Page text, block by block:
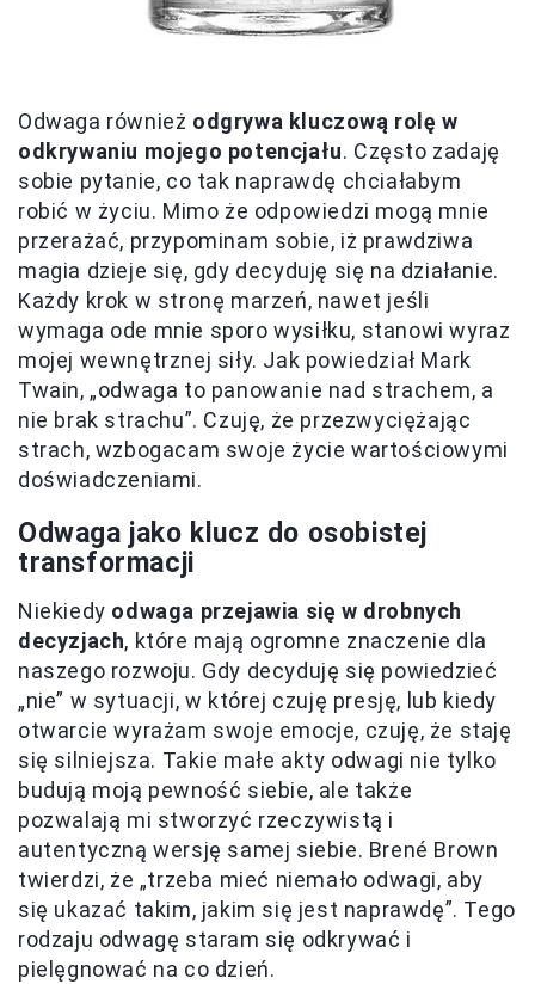
Odwaga również odgrywa kluczową rolę w
odkrywaniu mojego potencjału. Często zadaję
sobie pytanie, co tak naprawdę chciałabym
robić w życiu. Mimo że odpowiedzi mogą mnie
przerażać, przypominam sobie, iż prawdziwa
magia dzieje się, gdy decyduję się na działanie.
Każdy krok w stronę marzeń, nawet jeśli
wymaga ode mnie sporo wysiłku, stanowi wyraz
mojej wewnętrznej siły. Jak powiedział Mark
Twain, „odwaga to panowanie nad strachem, a
nie brak strachu”. Czuję, że przezwyciężając
strach, wzbogacam swoje życie wartościowymi
doświadczeniami.
Odwaga jako klucz do osobistej
transformacji
Niekiedy odwaga przejawia się w drobnych
decyzjach, które mają ogromne znaczenie dla
naszego rozwoju. Gdy decyduję się powiedzieć
„nie” w sytuacji, w której czuję presję, lub kiedy
otwarcie wyrażam swoje emocje, czuję, że staję
się silniejsza. Takie małe akty odwagi nie tylko
budują moją pewność siebie, ale także
pozwalają mi stworzyć rzeczywistą i
autentyczną wersję samej siebie. Brené Brown
twierdzi, że „trzeba mieć niemało odwagi, aby
się ukazać takim, jakim się jest naprawdę”. Tego
rodzaju odwagę staram się odkrywać i
pielęgnować na co dzień.